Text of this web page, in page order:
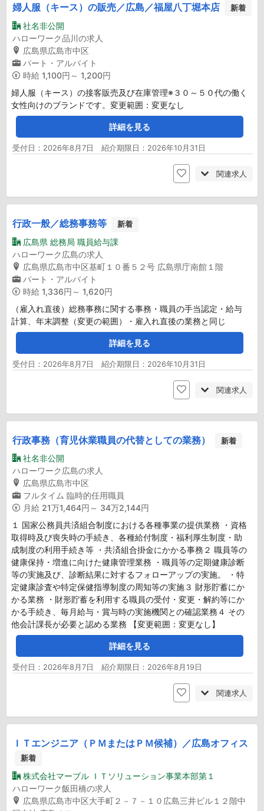
婦人服（キース）の販売／広島／福屋八丁堀本店 新着
社名非公開
ハローワーク品川の求人
広島県広島市中区
パート・アルバイト
時給 1,100円～ 1,200円
婦人服（キース）の接客販売及び在庫管理※３０～５０代の働く
女性向けのブランドです。変更範囲：変更なし
詳細を見る
受付日：2026年8月7日 紹介期限日：2026年10月31日
関連求人
行政一般／総務事務等 新着
広島県 総務局 職員給与課
ハローワーク広島の求人
広島県広島市中区基町１０番５２号 広島県庁南館１階
パート・アルバイト
時給 1,336円～ 1,620円
（雇入れ直後）総務事務に関する事務・職員の手当認定・給与
計算、年末調整（変更の範囲）・雇入れ直後の業務と同じ
詳細を見る
受付日：2026年8月7日 紹介期限日：2026年10月31日
関連求人
行政事務（育児休業職員の代替としての業務） 新着
社名非公開
ハローワーク広島の求人
広島県広島市中区
フルタイム 臨時的任用職員
月給 21万1,464円～ 34万2,144円
１ 国家公務員共済組合制度における各種事業の提供業務 ・資格
取得時及び喪失時の手続き、各種給付制度・福利厚生制度・助
成制度の利用手続き等 ・共済組合掛金にかかる事務２ 職員等の
健康保持・増進に向けた健康管理業務 ・職員等の定期健康診断
等の実施及び、診断結果に対するフォローアップの実施。 ・特
定健康診査や特定保健指導制度の周知等の実施３ 財形貯蓄にか
かる業務 ・財形貯蓄を利用する職員の受付・変更・解約等にか
かる手続き、毎月給与・賞与時の実施機関との確認業務４ その
他会計課長が必要と認める業務 【変更範囲：変更なし】
詳細を見る
受付日：2026年8月7日 紹介期限日：2026年8月19日
関連求人
ＩＴエンジニア（ＰＭまたはＰＭ候補）／広島オフィス
新着
株式会社マーブル ＩＴソリューション事業本部第１
ハローワーク飯田橋の求人
広島県広島市中区大手町２－７－１０広島三井ビル１２階中